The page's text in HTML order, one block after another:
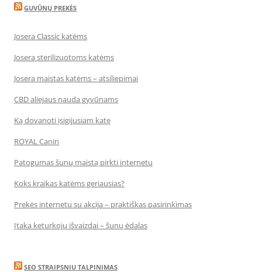
GUVŪNŲ PREKĖS
Josera Classic katėms
Josera sterilizuotoms katėms
Josera maistas katėms – atsiliepimai
CBD aliejaus nauda gyvūnams
Ką dovanoti įsigijusiam katę
ROYAL Canin
Patogumas šunų maistą pirkti internetu
Koks kraikas katėms geriausias?
Prekės internetu su akcija – praktiškas pasirinkimas
Įtaka keturkojų išvaizdai – šunų ėdalas
SEO STRAIPSNIU TALPINIMAS